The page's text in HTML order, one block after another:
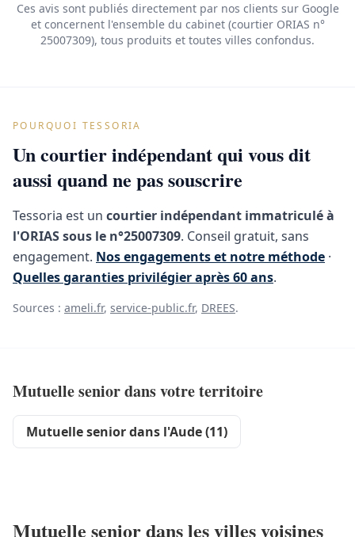
Ces avis sont publiés directement par nos clients sur Google
et concernent l'ensemble du cabinet (courtier ORIAS n°
25007309), tous produits et toutes villes confondus.
POURQUOI TESSORIA
Un courtier indépendant qui vous dit
aussi quand ne pas souscrire
Tessoria est un courtier indépendant immatriculé à
l'ORIAS sous le n°25007309. Conseil gratuit, sans
engagement. Nos engagements et notre méthode ·
Quelles garanties privilégier après 60 ans.
Sources : ameli.fr, service-public.fr, DREES.
Mutuelle senior dans votre territoire
Mutuelle senior dans l'Aude (11)
Mutuelle senior dans les villes voisines